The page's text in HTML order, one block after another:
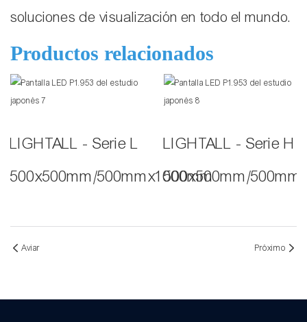
soluciones de visualización en todo el mundo.
Productos relacionados
LIGHTALL - Serie L
500x500mm/500mmx1000mm
LIGHTALL - Serie H
500x500mm/
Aviar Próximo